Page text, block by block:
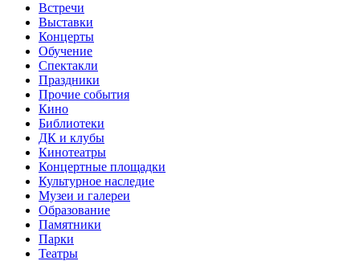
Встречи
Выставки
Концерты
Обучение
Спектакли
Праздники
Прочие события
Кино
Библиотеки
ДК и клубы
Кинотеатры
Концертные площадки
Культурное наследие
Музеи и галереи
Образование
Памятники
Парки
Театры